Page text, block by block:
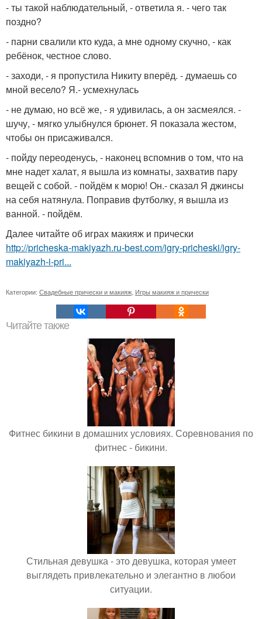
- ты такой наблюдательный, - ответила я. - чего так
поздно?
- парни свалили кто куда, а мне одному скучно, - как
ребёнок, честное слово.
- заходи, - я пропустила Никиту вперёд. - думаешь со
мной весело? Я.- усмехнулась
- не думаю, но всё же, - я удивилась, а он засмеялся. -
шучу, - мягко улыбнулся брюнет. Я показала жестом,
чтобы он присаживался.
- пойду переоденусь, - наконец вспомнив о том, что на
мне надет халат, я вышла из комнаты, захватив пару
вещей с собой. - пойдём к морю! Он.- сказал Я джинсы
на себя натянула. Поправив футболку, я вышла из
ванной. - пойдём.
Далее читайте об играх макияж и прически
http://pricheska-makiyazh.ru-best.com/igry-pricheski/igry-
makiyazh-i-pri...
Категории: Свадебные прически и макияж Игры макияж и прически
Читайте также
Фитнес бикини в домашних условиях. Соревнования по
фитнес - бикини.
Стильная девушка - это девушка, которая умеет
выглядеть привлекательно и элегантно в любои
ситуации.